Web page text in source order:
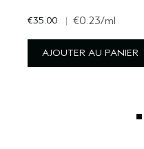
€35.00 | €0.23/ml
AJOUTER AU PANIER